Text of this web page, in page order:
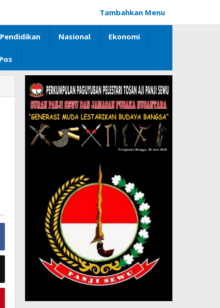
Tambahkan Menu
Pendidikan Nasional Ekonomi